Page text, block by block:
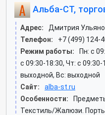
Альба-СТ,
Адрес:
Дмитрия
Телефон:
+7 (499) 124-
Режим работы:
Пн: c
c 09:30-18:30, Чт: c
выходной, Вс: выходной
Сайт:
alba-st.ru
Особенности:
Текстиль/Жалюзи.